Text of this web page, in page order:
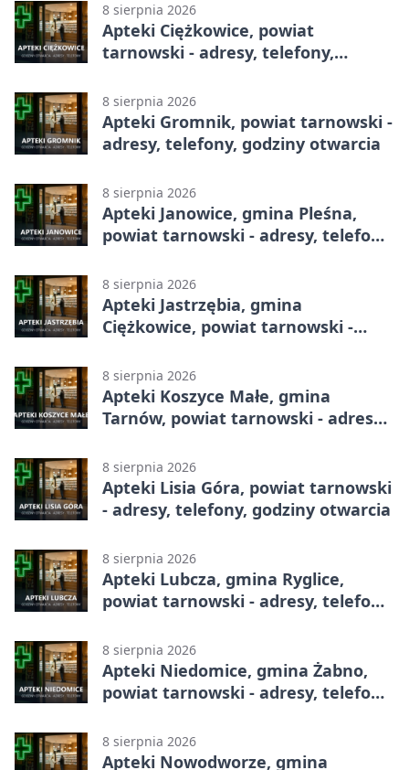
8 sierpnia 2026
Apteki Ciężkowice, powiat
tarnowski - adresy, telefony,
8 sierpnia 2026
Apteki Gromnik, powiat tarnowski -
adresy, telefony, godziny otwarcia
8 sierpnia 2026
Apteki Janowice, gmina Pleśna,
powiat tarnowski - adresy, telefony,
8 sierpnia 2026
Apteki Jastrzębia, gmina
Ciężkowice, powiat tarnowski -
8 sierpnia 2026
Apteki Koszyce Małe, gmina
Tarnów, powiat tarnowski - adresy,
8 sierpnia 2026
Apteki Lisia Góra, powiat tarnowski
- adresy, telefony, godziny otwarcia
8 sierpnia 2026
Apteki Lubcza, gmina Ryglice,
powiat tarnowski - adresy, telefony,
8 sierpnia 2026
Apteki Niedomice, gmina Żabno,
powiat tarnowski - adresy, telefony,
8 sierpnia 2026
Apteki Nowodworze, gmina